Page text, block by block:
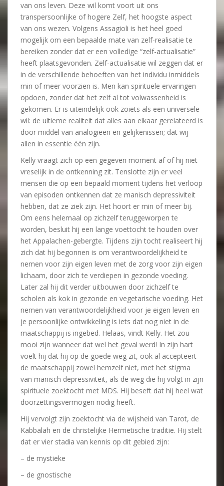
van ons leven. Deze wil komt voort uit ons
transpersoonlijke of hogere Zelf, het hoogste aspect
van ons wezen. Volgens Assagioli is het heel goed
mogelijk om een bepaalde mate van zelf-realisatie te
bereiken zonder dat er een volledige “zelf-actualisatie”
heeft plaatsgevonden. Zelf-actualisatie wil zeggen dat er
in de verschillende behoeften van het individu inmiddels
min of meer voorzien is. Men kan spirituele ervaringen
opdoen, zonder dat het zelf al tot volwassenheid is
gekomen. Er is uiteindelijk ook zoiets als een universele
wil: de ultieme realiteit dat alles aan elkaar gerelateerd is
door middel van analogiëen en gelijkenissen; dat wij
allen in essentie één zijn.
Kelly vraagt zich op een gegeven moment af of hij niet
vreselijk in de ontkenning zit. Tenslotte zijn er veel
mensen die op een bepaald moment tijdens het verloop
van episoden ontkennen dat ze manisch depressiviteit
hebben, dat ze ziek zijn. Het hoort er min of meer bij.
Om eens helemaal op zichzelf teruggeworpen te
worden, besluit hij een lange voettocht te houden over
het Appalachen-gebergte. Tijdens zijn tocht realiseert hij
zich dat hij begonnen is om verantwoordelijkheid te
nemen voor zijn eigen leven met de zorg voor zijn eigen
lichaam, door zich te verdiepen in gezonde voeding.
Later zal hij dit verder uitbouwen door zichzelf te
scholen als kok in gezonde en vegetarische voeding. Het
nemen van verantwoordelijkheid voor je eigen leven en
je persoonlijke ontwikkeling is iets dat nog niet in de
maatschappij is ingebed. Helaas, vindt Kelly. Het zou
mooi zijn wanneer dat wel het geval werd! In zijn hart
voelt hij dat hij op de goede weg zit, ook al accepteert
de maatschappij zowel hemzelf niet, met het stigma
van manisch depressiviteit, als de weg die hij volgt in zijn
spirituele zoektocht met MDS. Hij beseft dat hij heel wat
doorzettingsvermogen nodig heeft.
Hij vervolgt zijn zoektocht via de wijsheid van Tarot, de
Kabbalah en de christelijke Hermetische traditie. Hij stelt
dat er vier stadia van kennis op dit gebied zijn:
– de mystieke
– de gnostische